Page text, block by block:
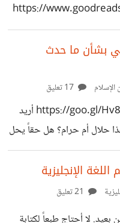
https://
عن مستقبل مصر، ولكن أنا أرى
العربي. ما دفعني لقراءتها
وضعنا، وما سوف يحدث لو
من الأشياء الغلط
رأيكم في الرواية، هل
على الهامش و
بشأن ما حدث
السلام عليكم، رابط الخبر: https://goo.gl/Hv8DmZ أريد
حلال أم حرام؟ هل حقاً يحل
أرجوكم أريد جواب مفصل،
الإنجليزية